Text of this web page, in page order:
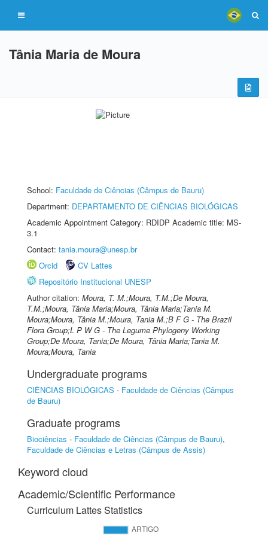
Tânia Maria de Moura
School: Faculdade de Ciências (Câmpus de Bauru)
Department: DEPARTAMENTO DE CIÊNCIAS BIOLÓGICAS
Academic Appointment Category: RDIDP Academic title: MS-
3.1
Contact: tania.moura@unesp.br
Orcid
CV Lattes
Repositório Institucional UNESP
Author citation: Moura, T. M.;Moura, T.M.;De Moura,
T.M.;Moura, Tânia Maria;Moura, Tânia Maria;Tania M.
Moura;Moura, Tânia M.;Moura, Tania M.;B F G - The Brazil
Flora Group;L P W G - The Legume Phylogeny Working
Group;De Moura, Tania;De Moura, Tânia Maria;Tania M.
Moura;Moura, Tania
Undergraduate programs
CIÊNCIAS BIOLÓGICAS - Faculdade de Ciências (Câmpus
de Bauru)
Graduate programs
Biociências - Faculdade de Ciências (Câmpus de Bauru),
Faculdade de Ciências e Letras (Câmpus de Assis)
Keyword cloud
Academic/Scientific Performance
Curriculum Lattes Statistics